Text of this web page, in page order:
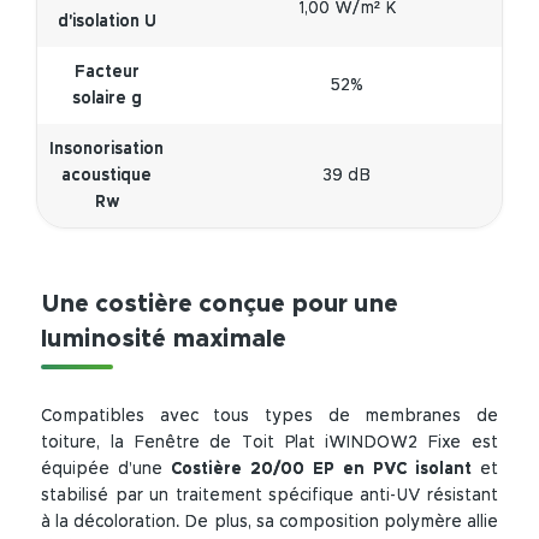
d'isolation U
1,00 W/m² K
Facteur
solaire g
52%
Insonorisation
acoustique
Rw
39 dB
Une costière conçue pour une
luminosité maximale
Compatibles avec tous types de membranes de
toiture, la Fenêtre de Toit Plat iWINDOW2 Fixe est
équipée d’une Costière 20/00 EP en PVC isolantet
stabilisé par un traitement spécifique anti-UV résistant
à la décoloration. De plus, sa composition polymère allie